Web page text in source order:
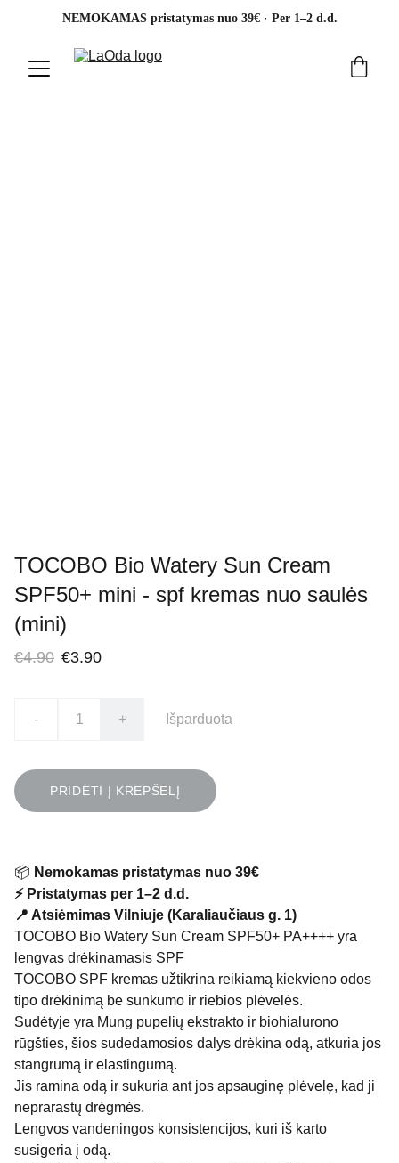
NEMOKAMAS pristatymas nuo 39€ · Per 1–2 d.d.
TOCOBO Bio Watery Sun Cream
SPF50+ mini - spf kremas nuo saulės
(mini)
€4.90 €3.90
- + Išparduota
PRIDĖTI Į KREPŠELĮ
📦 Nemokamas pristatymas nuo 39€
⚡ Pristatymas per 1–2 d.d.
📍 Atsiėmimas Vilniuje (Karaliaučiaus g. 1)
TOCOBO Bio Watery Sun Cream SPF50+ PA++++ yra
lengvas drėkinamasis SPF
TOCOBO SPF kremas užtikrina reikiamą kiekvieno odos
tipo drėkinimą be sunkumo ir riebios plėvelės.
Sudėtyje yra Mung pupelių ekstrakto ir biohialurono
rūgšties, šios sudedamosios dalys drėkina odą, atkuria jos
stangrumą ir elastingumą.
Jis ramina odą ir sukuria ant jos apsauginę plėvelę, kad ji
neprarastų drėgmės.
Lengvos vandeningos konsistencijos, kuri iš karto
susigeria į odą.